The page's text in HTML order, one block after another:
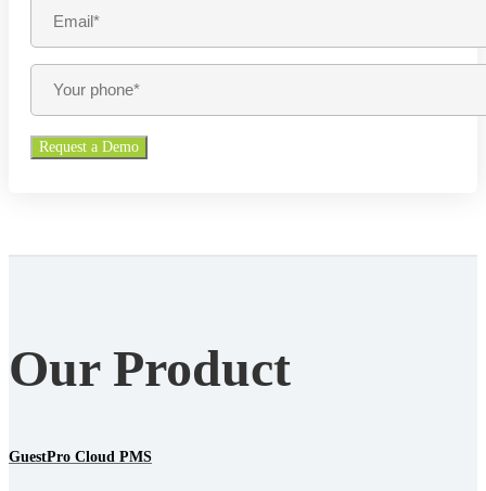
Our Product
GuestPro Cloud PMS